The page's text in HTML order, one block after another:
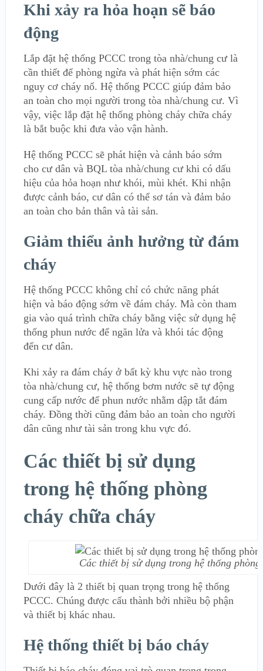
Khi xảy ra hỏa hoạn sẽ báo
động
Lắp đặt hệ thống PCCC trong tòa nhà/chung cư là
cần thiết để phòng ngừa và phát hiện sớm các
nguy cơ cháy nổ. Hệ thống PCCC giúp đảm bảo
an toàn cho mọi người trong tòa nhà/chung cư. Vì
vậy, việc lắp đặt hệ thống phòng cháy chữa cháy
là bắt buộc khi đưa vào vận hành.
Hệ thống PCCC sẽ phát hiện và cảnh báo sớm
cho cư dân và BQL tòa nhà/chung cư khi có dấu
hiệu của hỏa hoạn như khói, mùi khét. Khi nhận
được cảnh báo, cư dân có thể sơ tán và đảm bảo
an toàn cho bản thân và tài sản.
Giảm thiểu ảnh hưởng từ đám
cháy
Hệ thống PCCC không chỉ có chức năng phát
hiện và báo động sớm về đám cháy. Mà còn tham
gia vào quá trình chữa cháy bằng việc sử dụng hệ
thống phun nước để ngăn lửa và khói tác động
đến cư dân.
Khi xảy ra đám cháy ở bất kỳ khu vực nào trong
tòa nhà/chung cư, hệ thống bơm nước sẽ tự động
cung cấp nước để phun nước nhằm dập tắt đám
cháy. Đồng thời cũng đảm bảo an toàn cho người
dân cũng như tài sản trong khu vực đó.
Các thiết bị sử dụng
trong hệ thống phòng
cháy chữa cháy
Các thiết bị sử dụng trong hệ thống
Dưới đây là 2 thiết bị quan trọng trong hệ thống
PCCC. Chúng được cấu thành bởi nhiều bộ phận
và thiết bị khác nhau.
Hệ thống thiết bị báo cháy